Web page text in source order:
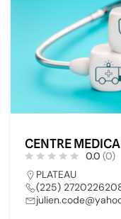
CENTRE
0.0 (0)
PLATEAU
(225)